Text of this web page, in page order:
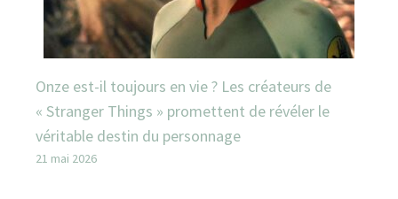
Onze est-il toujours en vie ? Les créateurs de
« Stranger Things » promettent de révéler le
véritable destin du personnage
21 mai 2026